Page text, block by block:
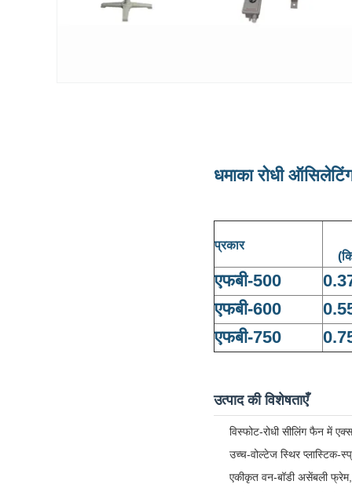
धमाका रोधी
प्रकार
एफबी-500
एफबी-600
एफबी-750
उत्पाद की विशेषताएँ
विस्फोट-रोधी सीलिंग फैन में
उच्च-वोल्टेज स्थिर प्लास्टिक-
एकीकृत वन-बॉडी असेंबली फ्रेम,